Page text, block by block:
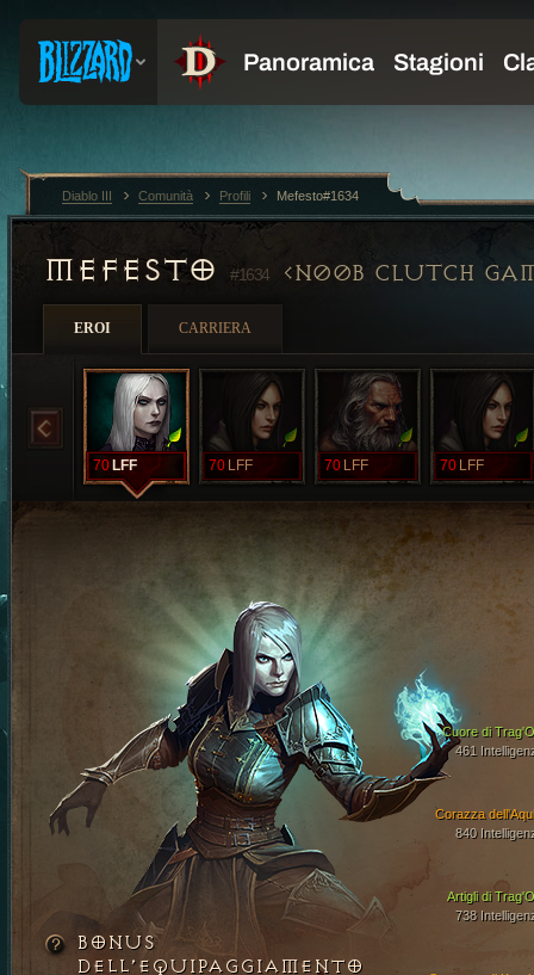
MEFESTO #1634 N00B CLUTCH
EROI CARRIERA
70 LFF 70 LFF 70 LFF 70 LFF
Corazza
840
Artigli di
738
Cuore di
461
BONUS
DELL’EQUIPAGGIAMENTO
Diablo III Comunità Profili Mefesto#1634